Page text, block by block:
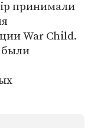
принимали
War Child.
были